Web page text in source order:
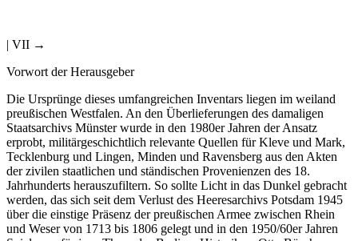
| VII →
Vorwort der Herausgeber
Die Ursprünge dieses umfangreichen Inventars liegen im weiland
preußischen Westfalen. An den Überlieferungen des damaligen
Staatsarchivs Münster wurde in den 1980er Jahren der Ansatz
erprobt, militärgeschichtlich relevante Quellen für Kleve und Mark,
Tecklenburg und Lingen, Minden und Ravensberg aus den Akten
der zivilen staatlichen und ständischen Provenienzen des 18.
Jahrhunderts herauszufiltern. So sollte Licht in das Dunkel gebracht
werden, das sich seit dem Verlust des Heeresarchivs Potsdam 1945
über die einstige Präsenz der preußischen Armee zwischen Rhein
und Weser von 1713 bis 1806 gelegt und in den 1950/60er Jahren